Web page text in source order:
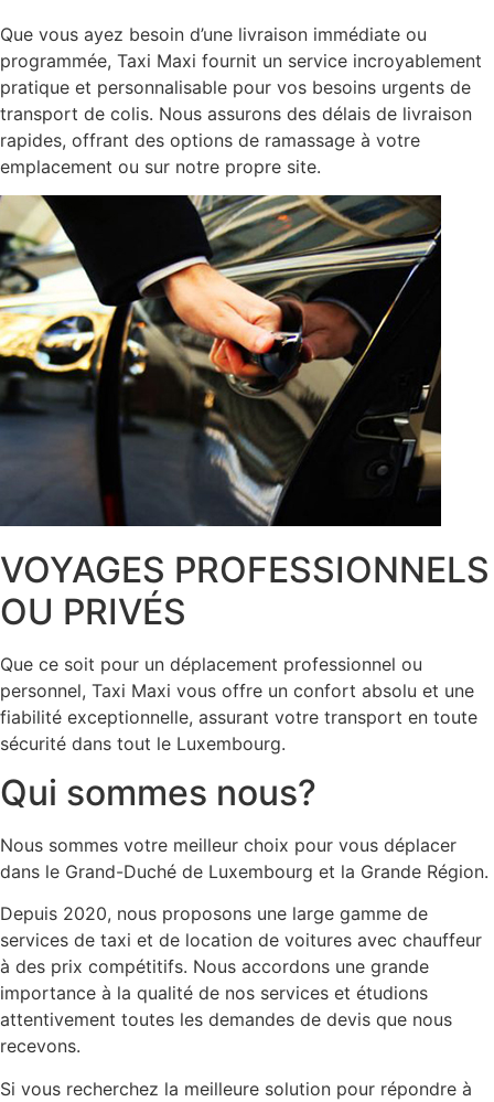
Que vous ayez besoin d’une livraison immédiate ou
programmée, Taxi Maxi fournit un service incroyablement
pratique et personnalisable pour vos besoins urgents de
transport de colis. Nous assurons des délais de livraison
rapides, offrant des options de ramassage à votre
emplacement ou sur notre propre site.
VOYAGES PROFESSIONNELS
OU PRIVÉS
Que ce soit pour un déplacement professionnel ou
personnel, Taxi Maxi vous offre un confort absolu et une
fiabilité exceptionnelle, assurant votre transport en toute
sécurité dans tout le Luxembourg.
Qui sommes nous?
Nous sommes votre meilleur choix pour vous déplacer
dans le Grand-Duché de Luxembourg et la Grande Région.
Depuis 2020, nous proposons une large gamme de
services de taxi et de location de voitures avec chauffeur
à des prix compétitifs. Nous accordons une grande
importance à la qualité de nos services et étudions
attentivement toutes les demandes de devis que nous
recevons.
Si vous recherchez la meilleure solution pour répondre à